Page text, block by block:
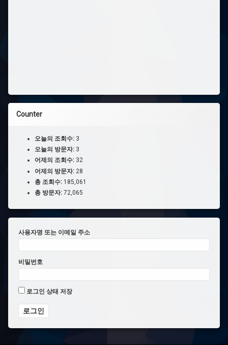
Counter
오늘의 조회수: 3
오늘의 방문자: 3
어제의 조회수: 32
어제의 방문자: 28
총 조회수: 185,061
총 방문자: 72,065
사용자명 또는 이메일 주소
비밀번호
로그인 상태 저장